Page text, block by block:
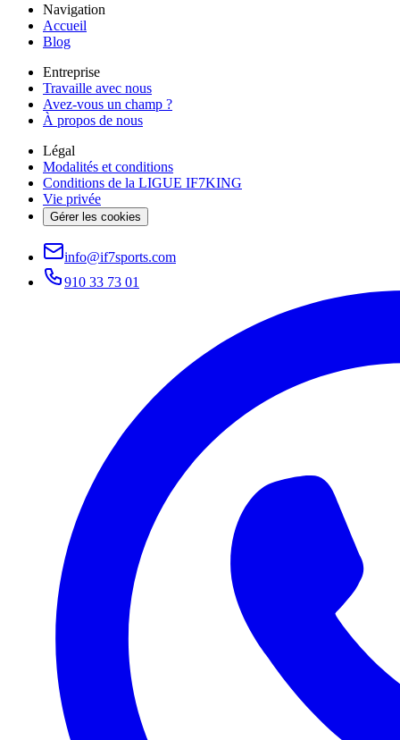
Navigation
Accueil
Blog
Entreprise
Travaille avec nous
Avez-vous un champ ?
À propos de nous
Légal
Modalités et conditions
Conditions de la LIGUE IF7KING
Vie privée
Gérer les cookies
info@if7sports.com
910 33 73 01